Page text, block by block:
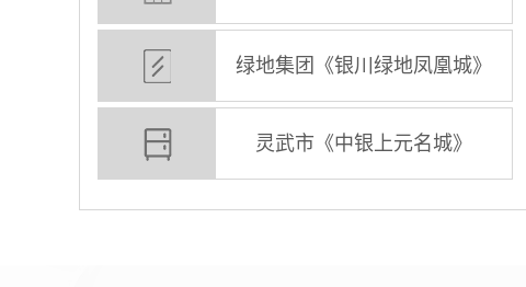
绿地集团《银川绿地凤凰城》
灵武市《中银上元名城》